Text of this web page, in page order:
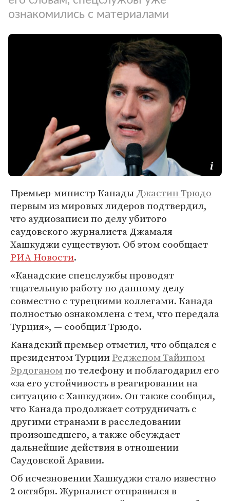
ознакомились с материалами
Премьер-министр КанадыДжастин Трюдо
первым из мировых лидеров подтвердил,
что аудиозаписи по делу убитого
саудовского журналиста Джамаля
Хашкуджи существуют. Об этом сообщает
РИА Новости.
«Канадские спецслужбы проводят
тщательную работу по данному делу
совместно с турецкими коллегами. Канада
полностью ознакомлена с тем, что передала
Турция», — сообщил Трюдо.
Канадский премьер отметил, что общался с
президентом ТурцииРеджепом Тайипом
Эрдоганомпо телефону и поблагодарил его
«за его устойчивость в реагировании на
ситуацию с Хашкуджи». Он также сообщил,
что Канада продолжает сотрудничать с
другими странами в расследовании
произошедшего, а также обсуждает
дальнейшие действия в отношении
Саудовской Аравии.
Об исчезновении Хашкуджи стало известно
2 октября. Журналист отправился в